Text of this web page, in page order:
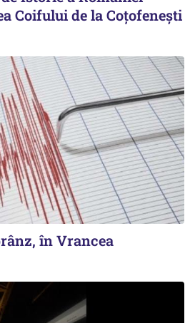
Coifului de la Coțofenești
în Vrancea